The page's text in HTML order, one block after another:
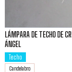
LÁMPARA DE TECHO DE
ÁNGEL
Techo
Candelabro